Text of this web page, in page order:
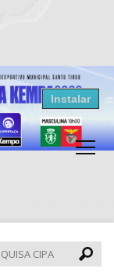
Instalar
CIPA